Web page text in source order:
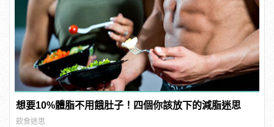
想要10%體脂不用餓肚子！四個你該放下的減脂迷思
飲食迷思